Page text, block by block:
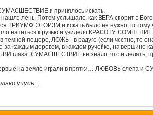
и принялось искать.
нашло лень. Потом услышало, как ВЕРА спорит с
ТРИУМФ. ЭГОИЗМ и искать было не нужно, потому
к ручью и увидело КРАСОТУ. СОМНЕНИЕ
темной пещере, ЛОЖЬ - в радуге (если честно, то
каждым деревом, в каждом ручейке, на вершине
глаза. СУМАСШЕСТВИЕ не знало, что и делать,
на земле играли в прятки… ЛЮБОВЬ слепа и
учусь...